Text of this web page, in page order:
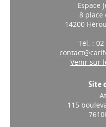
Espace
8 place
14200
Tél. :
Venir sur
Site
115